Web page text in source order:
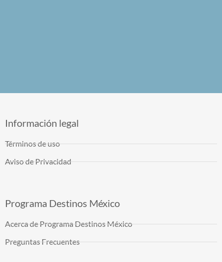
Información legal
Términos de uso
Aviso de Privacidad
Programa Destinos México
Acerca de Programa Destinos México
Preguntas Frecuentes